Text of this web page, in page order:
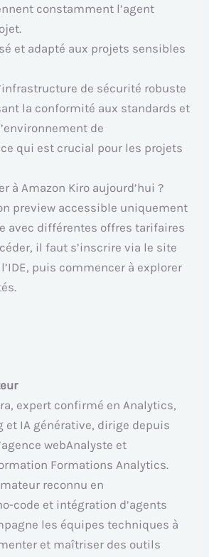
constamment l’agent
et adapté aux projets sensibles
de sécurité robuste
la conformité aux standards et
de
qui est crucial pour les projets
à Amazon Kiro aujourd’hui ?
preview accessible uniquement
avec différentes offres tarifaires
il faut s’inscrire via le site
puis commencer à explorer
expert confirmé en Analytics,
et IA générative, dirige depuis
webAnalyste et
Formations Analytics.
reconnu en
code et intégration d’agents
les équipes techniques à
et maîtriser des outils